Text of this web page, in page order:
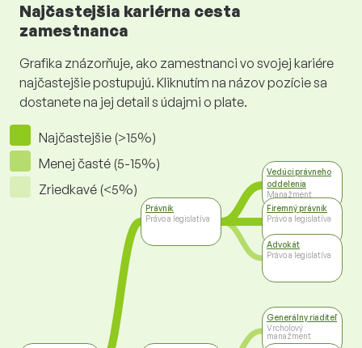
Najčastejšia kariérna cesta
zamestnanca
Grafika znázorňuje, ako zamestnanci vo svojej kariére
najčastejšie postupujú. Kliknutím na názov pozície sa
dostanete na jej detail s údajmi o plate.
Najčastejšie (>15%)
Menej časté (5-15%)
Zriedkavé (<5%)
Právnik
Právo a legislatíva
Vedúci právneho
oddelenia
Manažment
Firemný právnik
Právo a legislatíva
Advokát
Právo a legislatíva
Generálny riaditeľ
Vrcholový
manažment